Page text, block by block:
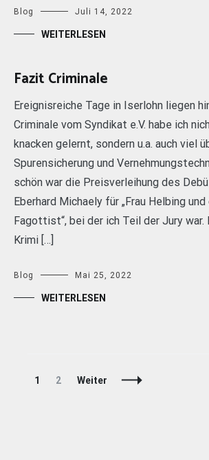
Blog Juli 14, 2022
WEITERLESEN
Fazit Criminale
Ereignisreiche Tage in Iserlohn liegen
Criminale vom Syndikat e.V. habe ich
knacken gelernt, sondern u.a. auch viel
Spurensicherung und
schön war die Preisverleihung des
Eberhard Michaely für „Frau Helbing
Fagottist“, bei der ich Teil der Jury war.
Krimi […]
Blog Mai 25, 2022
WEITERLESEN
Beitragsnavigation
Seite
1 Seite
2 Weiter